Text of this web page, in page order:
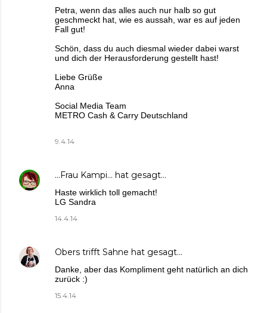
Petra, wenn das alles auch nur halb so gut
geschmeckt hat, wie es aussah, war es auf jeden
Fall gut!
Schön, dass du auch diesmal wieder dabei warst
und dich der Herausforderung gestellt hast!
Liebe Grüße
Anna
Social Media Team
METRO Cash & Carry Deutschland
9.4.14
...Frau Kampi... hat gesagt…
Haste wirklich toll gemacht!
LG Sandra
14.4.14
Obers trifft Sahne hat gesagt…
Danke, aber das Kompliment geht natürlich an dich
zurück :)
15.4.14